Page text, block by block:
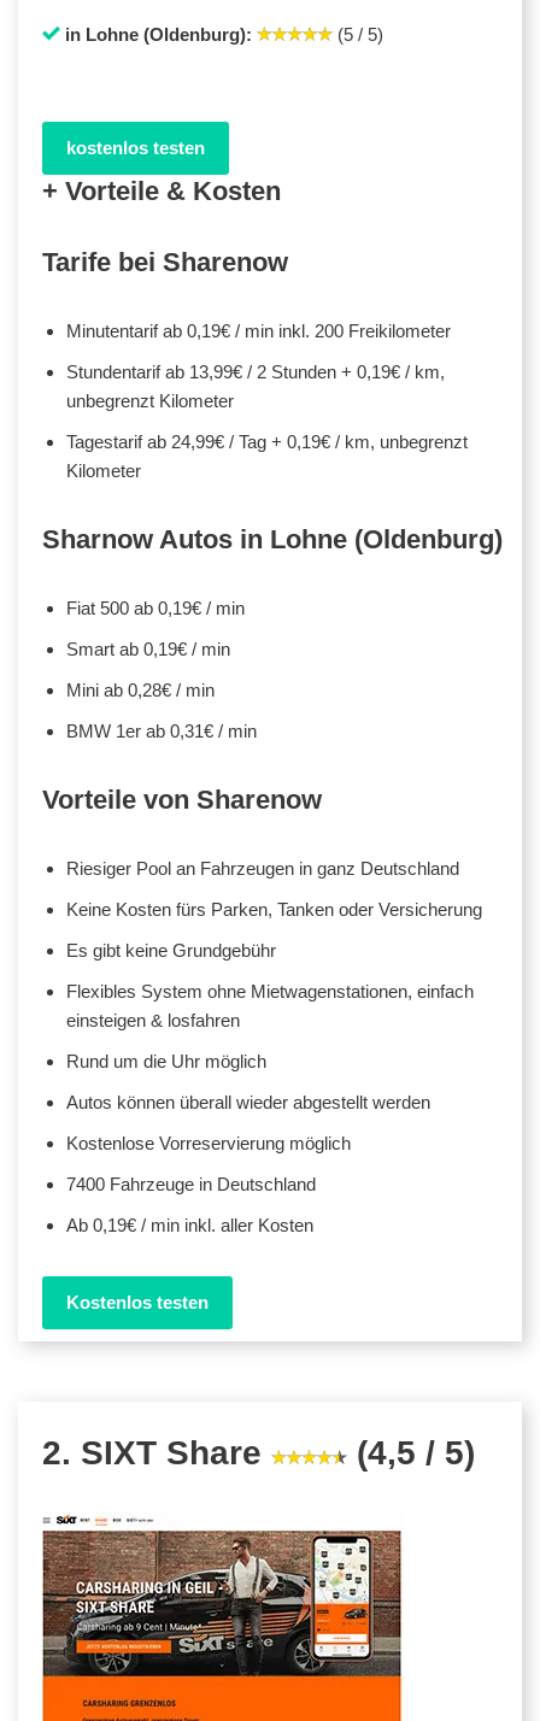
in Lohne (Oldenburg): (5 / 5)
kostenlos testen
+ Vorteile & Kosten
Tarife bei Sharenow
Minutentarif ab 0,19€ / min inkl. 200 Freikilometer
Stundentarif ab 13,99€ / 2 Stunden + 0,19€ / km,
unbegrenzt Kilometer
Tagestarif ab 24,99€ / Tag + 0,19€ / km, unbegrenzt
Kilometer
Sharnow Autos in Lohne (Oldenburg)
Fiat 500 ab 0,19€ / min
Smart ab 0,19€ / min
Mini ab 0,28€ / min
BMW 1er ab 0,31€ / min
Vorteile von Sharenow
Riesiger Pool an Fahrzeugen in ganz Deutschland
Keine Kosten fürs Parken, Tanken oder Versicherung
Es gibt keine Grundgebühr
Flexibles System ohne Mietwagenstationen, einfach
einsteigen & losfahren
Rund um die Uhr möglich
Autos können überall wieder abgestellt werden
Kostenlose Vorreservierung möglich
7400 Fahrzeuge in Deutschland
Ab 0,19€ / min inkl. aller Kosten
Kostenlos testen
2. SIXT Share (4,5 / 5)